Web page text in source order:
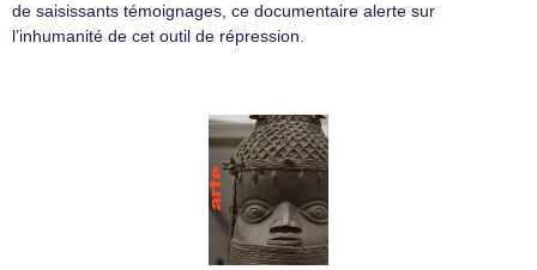
de saisissants témoignages, ce documentaire alerte sur
l’inhumanité de cet outil de répression.